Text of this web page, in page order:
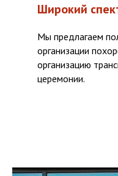
Широкий
Мы предлагаем
организации
организацию
церемонии.